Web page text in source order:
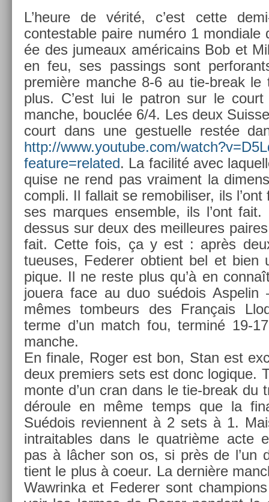
L’heure de vérité, c’est cette
contest­able paire numéro 1
ée des jumeaux américains Bob et
en feu, ses pass­ings sont
première man­che 8-6 au tie-break le
plus. C’est lui le pat­ron sur le
man­che, bouclée 6/4. Les deux
court dans une ges­tuel­le restée
http://www.youtube.­com/
feature=­related. La facilité avec
qu­ise ne rend pas vrai­ment la
compli. Il fal­lait se re­mobilis­er, ils
ses mar­ques en­semble, ils l’ont
de­ssus sur deux des meil­leures
fait. Cette fois, ça y est : après
tueuses, Feder­er ob­tient bel et bien
pique. Il ne reste plus qu’à en
jouera face au duo suédois As­pelin
mêmes tom­beurs des Français
terme d’un match fou, ter­miné 19-
man­che.
En fin­ale, Roger est bon, Stan est
deux pre­mi­ers sets est donc logique.
monte d’un cran dans le tie-break du
déroule en même temps que la
Suédois re­vien­nent à 2 sets à 1.
in­trait­ables dans le quat­rième acte
pas à lâcher son os, si près de l’un
tient le plus à coeur. La dernière
Waw­rinka et Feder­er sont